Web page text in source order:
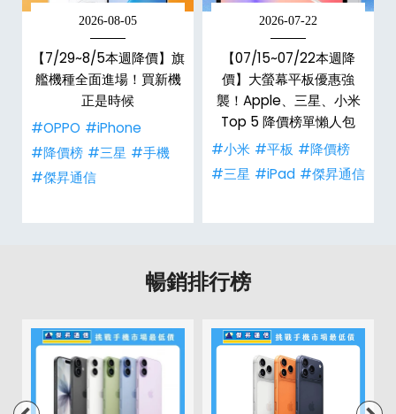
2026-08-05
【7/29~8/5本週降價】旗
艦機種全面進場！買新機
正是時候
#OPPO #iPhone
#降價榜 #三星 #手機
#傑昇通信
2026-07-22
【07/15~07/22本週降
價】大螢幕平板優惠強
襲！Apple、三星、小米
Top 5 降價榜單懶人包
#小米 #平板 #降價榜
#三星 #iPad #傑昇通信
暢銷排行榜